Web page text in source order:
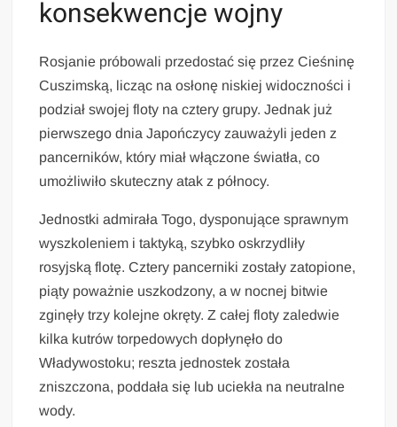
konsekwencje wojny
Rosjanie próbowali przedostać się przez Cieśninę
Cuszimską, licząc na osłonę niskiej widoczności i
podział swojej floty na cztery grupy. Jednak już
pierwszego dnia Japończycy zauważyli jeden z
pancerników, który miał włączone światła, co
umożliwiło skuteczny atak z północy.
Jednostki admirała Togo, dysponujące sprawnym
wyszkoleniem i taktyką, szybko oskrzydliły
rosyjską flotę. Cztery pancerniki zostały zatopione,
piąty poważnie uszkodzony, a w nocnej bitwie
zginęły trzy kolejne okręty. Z całej floty zaledwie
kilka kutrów torpedowych dopłynęło do
Władywostoku; reszta jednostek została
zniszczona, poddała się lub uciekła na neutralne
wody.